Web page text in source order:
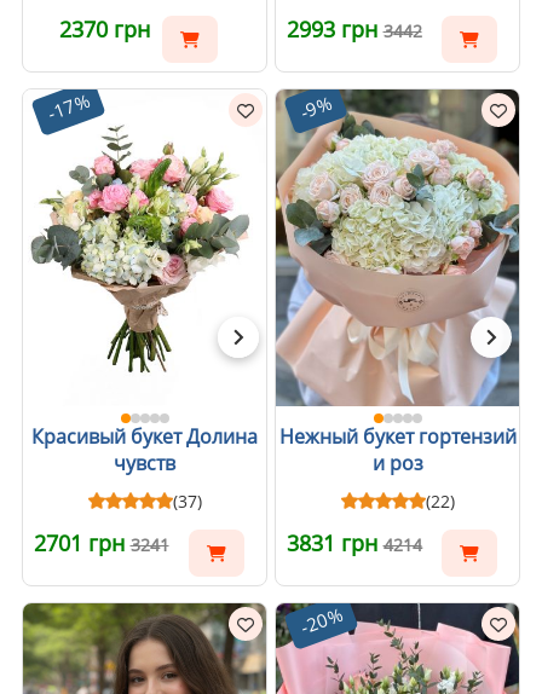
2370 грн 2993 грн3442
-17%
Красивый букет Долина
чувств
(37)
2701 грн3241
-9%
Нежный букет гортензий
и роз
(22)
3831 грн4214
-20%